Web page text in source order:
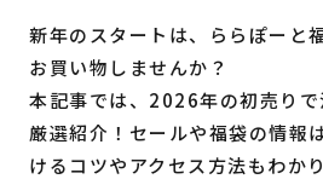
新年のスタートは、ららぽーと
お買い物しませんか？
本記事では、2026年の初売り
厳選紹介！セールや福袋の情報
けるコツやアクセス方法もわか